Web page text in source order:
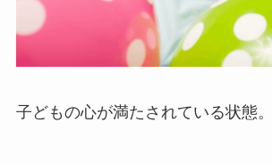
子どもの心が満たされている状態。